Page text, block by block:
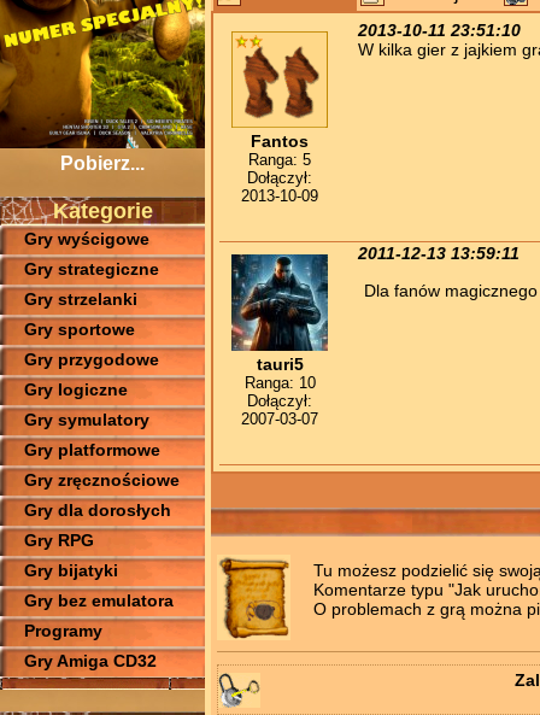
Pobierz...
Kategorie
Gry wyścigowe
Gry strategiczne
Gry strzelanki
Gry sportowe
Gry przygodowe
Gry logiczne
Gry symulatory
Gry platformowe
Gry zręcznościowe
Gry dla dorosłych
Gry RPG
Gry bijatyki
Gry bez emulatora
Programy
Gry Amiga CD32
Fantos
Ranga: 5
Dołączył:
2013-10-09
2013-10-11 23:51:10
W kilka gier z jajkiem
tauri5
Ranga: 10
Dołączył:
2007-03-07
2011-12-13 13:59:11
Dla fanów
Tu możesz podzielić się
Komentarze typu "Jak
O problemach z grą można